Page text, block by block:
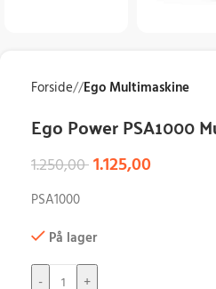
Forside/ Ego Multimaskine
Ego Power PSA1000
1.250,001.125,00
PSA1000
På lager
-
+